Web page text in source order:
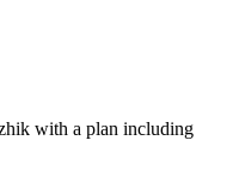
with a plan including